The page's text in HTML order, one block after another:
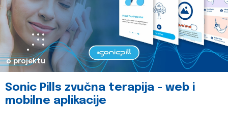
o projektu
Sonic Pills zvučna terapija - web i
mobilne aplikacije